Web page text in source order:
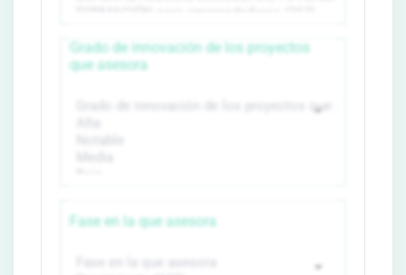
Grado de innovación de los proyectos
que asesora
Fase en la que asesora